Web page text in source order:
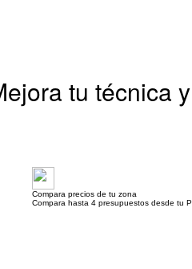
tu técnica
Compara precios de tu zona
Compara hasta 4 presupuestos desde tu